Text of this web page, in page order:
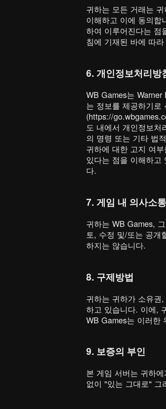
귀하는 모든 거래는
이해하고 이에 동의
하여 이루어진다는 점
침에 기재된 바에 따
6. 개인정보처리방
WB Games는
는 정보를 제공하기로
(https://
도 내에서 개인정보
의 명령 또는 기타 법
귀하에 대한 고지 여
있다는 점을 이해하고
다.
7. 게임 내 의사소통
귀하는 WB Games,
토, 수정 및/또는 공개
하지는 않습니다.
8. 구제방법
귀하는 귀하가 소유권
하고 있습니다. 이에,
WB Games는 이러한
9. 보증의 부인
본 게임 서버는 귀하
없이 "있는 그대로" 그